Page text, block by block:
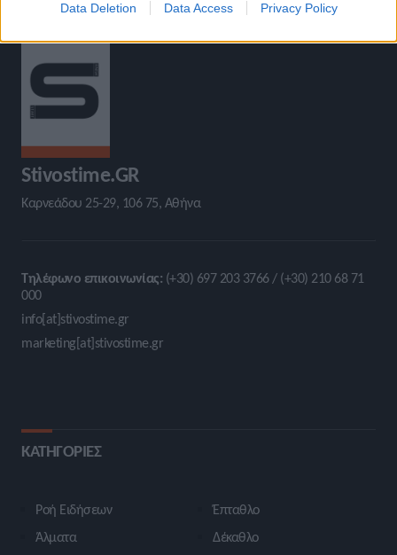
Data Deletion Data Access Privacy Policy
Stivostime.GR
Καρνεάδου 25-29, 106 75, Αθήνα
Τηλέφωνο επικοινωνίας: (+30) 697 203 3766 / (+30) 210 68 71
000
info[at]stivostime.gr
marketing[at]stivostime.gr
ΚΑΤΗΓΟΡΙΕΣ
Ροή Ειδήσεων
Άλματα
Έπταθλο
Δέκαθλο